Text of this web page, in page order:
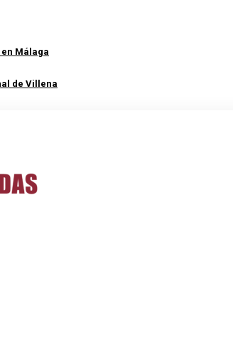
Málaga
de Villena